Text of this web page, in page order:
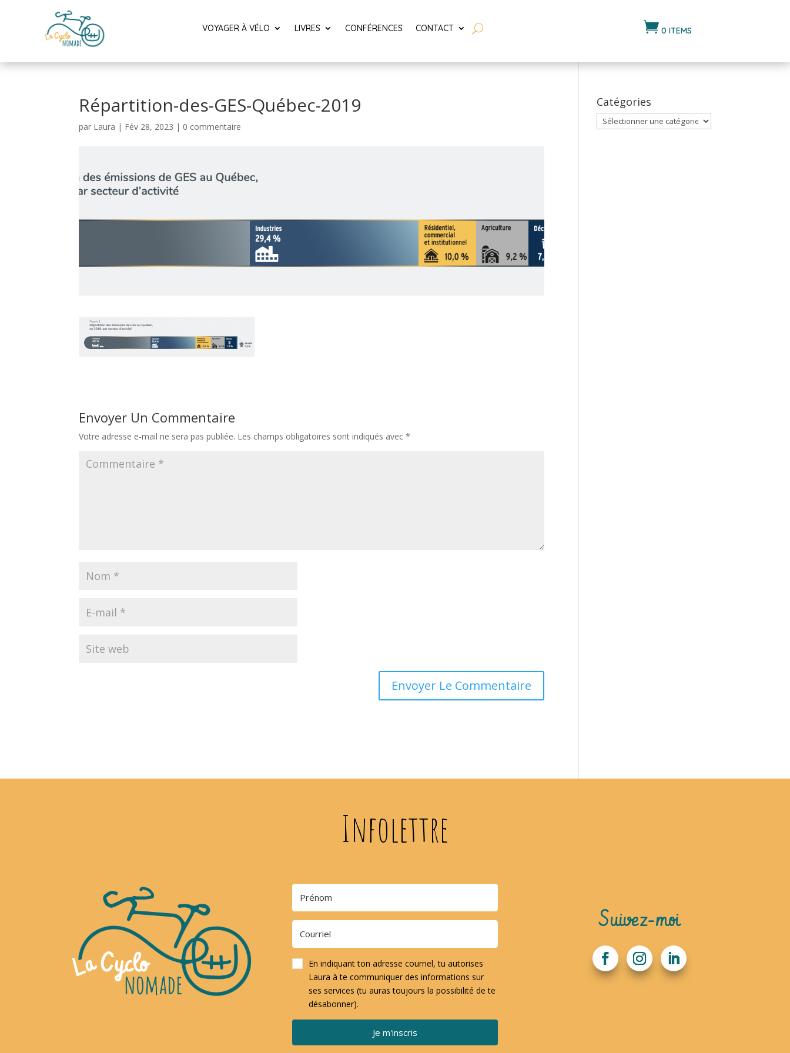
VOYAGER À VÉLO LIVRES CONFÉRENCES CONTACT  0 ITEMS
Répartition-des-GES-Québec-2019
par Laura | Fév 28, 2023 | 0 commentaire
Envoyer Un Commentaire
Votre adresse e-mail ne sera pas publiée. Les champs obligatoires sont indiqués avec*
Catégories
Catégories
Infolettre
En indiquant ton adresse courriel, tu autorises
Laura à te communiquer des informations sur
ses services (tu auras toujours la possibilité de te
désabonner).
Je m'inscris
Suivez-moi